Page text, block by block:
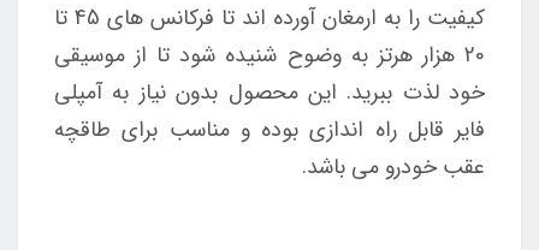
کیفیت را به ارمغان آورده اند تا فرکانس های 45 تا
20 هزار هرتز به وضوح شنیده شود تا از موسیقی
خود لذت ببرید. این محصول بدون نیاز به آمپلی
فایر قابل راه اندازی بوده و مناسب برای طاقچه
عقب خودرو می باشد.